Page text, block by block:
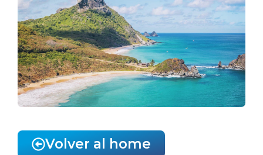
Volver al home